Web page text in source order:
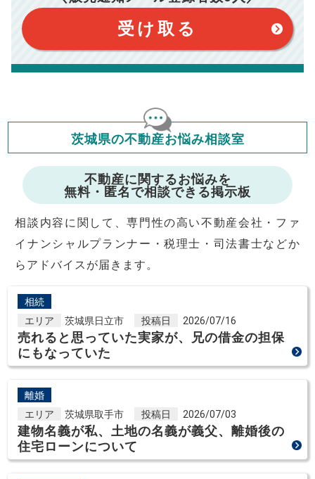
このシミュレーターは、四捨五入にて計算しております。
このシミュレーターはお借り入れの全期間で金利が変わらない設
このシミュレーターでの結果は、お借り入れを保証するものでは
ありません。
このシミュレーターをご利用された方の、いかなる損害について
ますが、お借り入れの際に各金融機関にご相談ください。
会員マイページでは
修繕費・管理費の計算もできます
受け取る
茨城県の不動産お悩み相談室
不動産に関するお悩みを
無料・匿名で相談できる掲示板
相談内容に関して、専門性の高い不動産会社・ファ
イナンシャルプランナー・税理士・司法書士などか
らアドバイスが届きます。
相続
エリア
茨城県日立市 投稿日 2026/07/16
売れると思っていた実家が、兄の借金の担保
にもなっていた
離婚
エリア
茨城県取手市 投稿日 2026/07/03
建物名義が私、土地の名義が義父、離婚後の
住宅ローンについて